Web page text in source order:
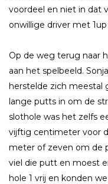
voordeel en niet in dat
onwillige driver met
Op de weg terug naar
aan het spelbeeld.
herstelde zich meestal
lange putts in om de
slothole was het zelfs
vijftig centimeter voor
meter of zeven om de
viel die putt en moest
hole 1 vrij en konden